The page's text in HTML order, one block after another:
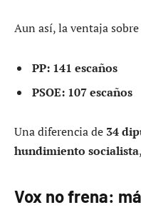
Aun así, la ventaja
PP: 141 escaños
PSOE: 107 escaños
Una diferencia de 34
hundimiento socialista
Vox no frena: